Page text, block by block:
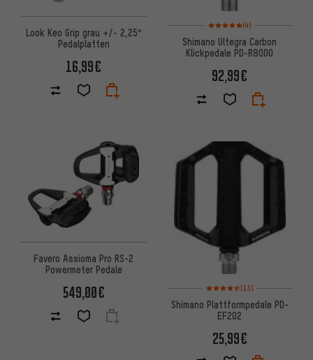
Look Keo Grip grau +/- 2,25°
Pedalplatten
16,99€
Bewertungen: 5 von 5
(4)
Shimano Ultegra Carbon
Klickpedale PD-R8000
92,99€
Favero Assioma Pro RS-2
Powermeter Pedale
549,00€ Bewertungen: 4,5 von 5
(13)
Shimano Plattformpedale PD-
EF202
25,99€